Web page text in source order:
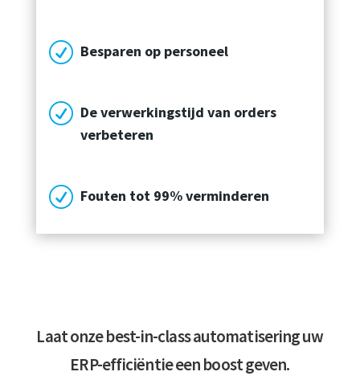
R Besparen op personeel
R De verwerkingstijd van orders
verbeteren
R Fouten tot 99% verminderen
Laat onze best-in-class automatisering uw
ERP-efficiëntie een boost geven.